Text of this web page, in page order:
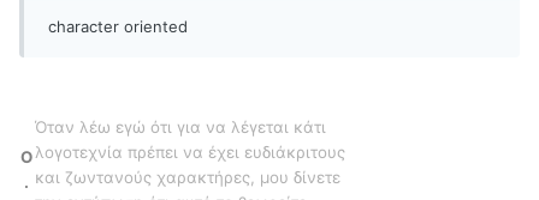
character oriented
O
.
Όταν λέω εγώ ότι για να λέγεται κάτι
λογοτεχνία πρέπει να έχει ευδιάκριτους
και ζωντανούς χαρακτήρες, μου δίνετε